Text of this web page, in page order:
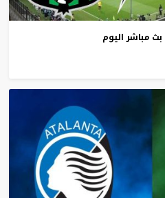
بث مباشر اليوم